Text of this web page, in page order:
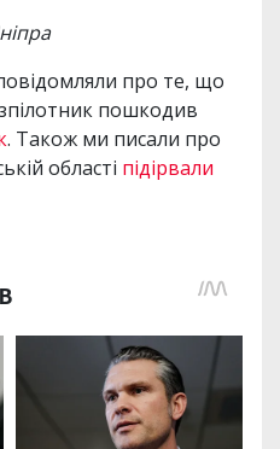
про те, що
пошкодив
. Також ми писали про
області підірвали